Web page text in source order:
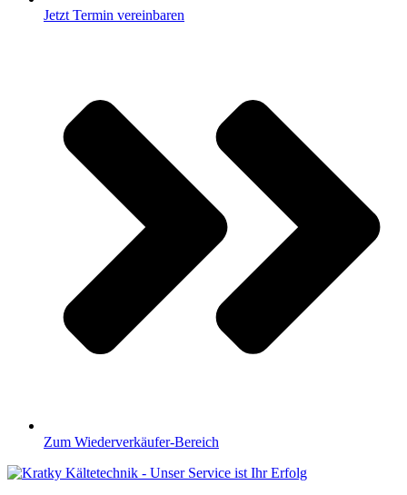
Jetzt Termin vereinbaren
Zum Wiederverkäufer-Bereich